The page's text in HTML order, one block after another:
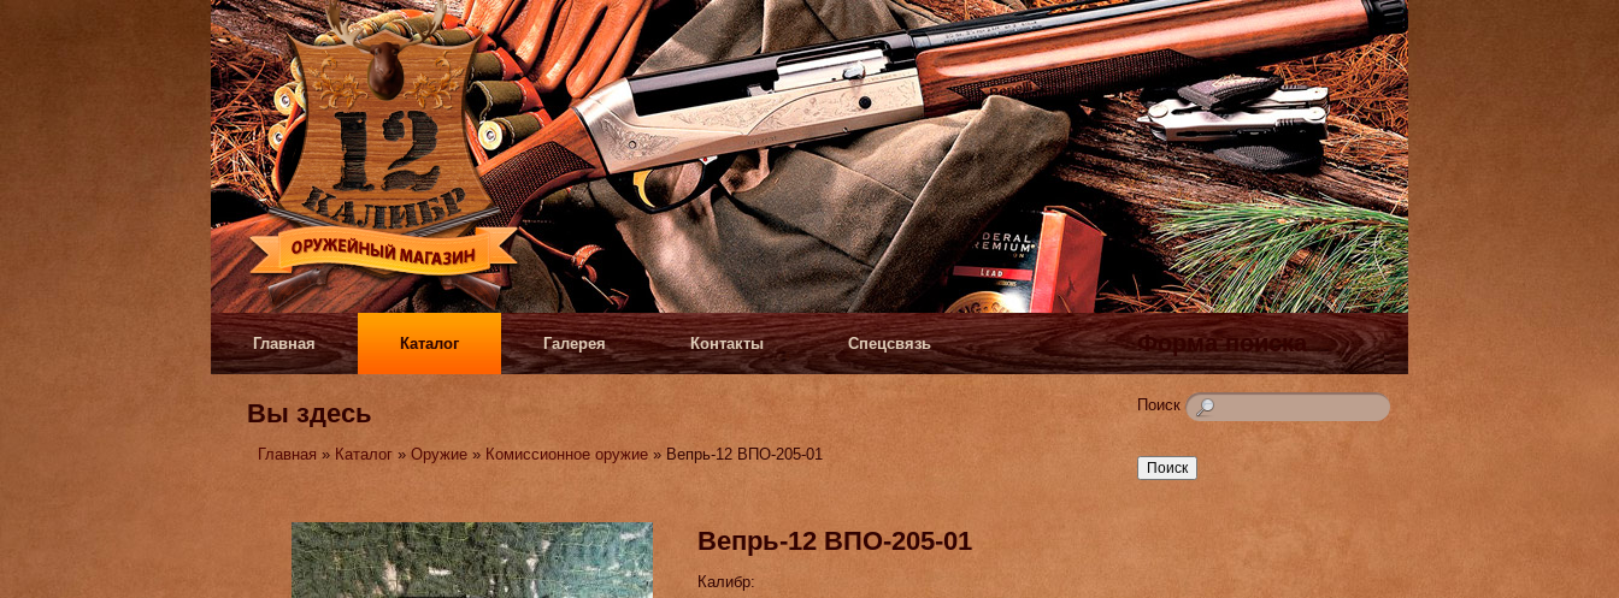
Форма поиска
Поиск
Главная Каталог Галерея Контакты Спецсвязь
Вы здесь
Главная » Каталог »Оружие » Комиссионное оружие » Вепрь-12 ВПО-205-01
Вепрь-12 ВПО-205-01
Калибр: